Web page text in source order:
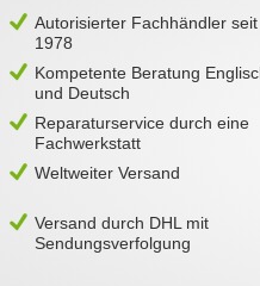
Autorisierter Fachhändler seit
1978
Kompetente Beratung
und Deutsch
Reparaturservice durch eine
Fachwerkstatt
Weltweiter Versand
Versand durch DHL mit
Sendungsverfolgung